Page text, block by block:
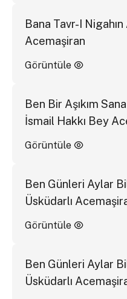
Bana Tavr-I
Acemaşiran
Görüntüle
Ben Bir Aşıkım
İsmail Hakkı Bey
Görüntüle
Ben Günleri Aylar
Üsküdarlı
Görüntüle
Ben Günleri Aylar
Üsküdarlı